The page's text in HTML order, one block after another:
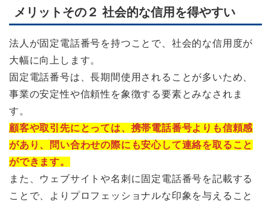
メリットその２ 社会的な信用を得やすい
法人が固定電話番号を持つことで、社会的な信用度が
大幅に向上します。
固定電話番号は、長期間使用されることが多いため、
事業の安定性や信頼性を象徴する要素とみなされま
す。
顧客や取引先にとっては、携帯電話番号よりも信頼感
があり、問い合わせの際にも安心して連絡を取ること
ができます。
また、ウェブサイトや名刺に固定電話番号を記載する
ことで、よりプロフェッショナルな印象を与えること